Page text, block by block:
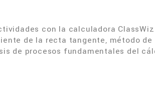
con la calculadora
de la recta tangente, método de
de procesos fundamentales del